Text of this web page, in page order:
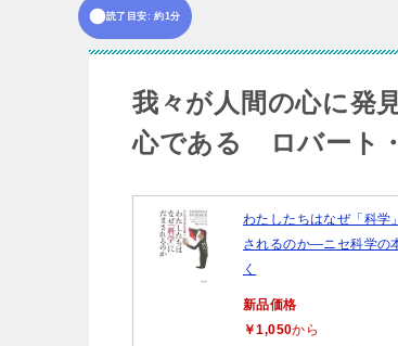
読了目安: 約1分
我々が人間の心に発
心である ロバート
わたしたちはなぜ「科学
されるのか―ニセ科学の
く
新品価格
￥1,050から